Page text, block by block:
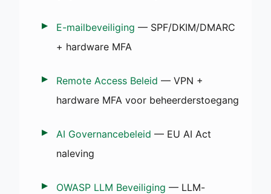
E-mailbeveiliging — SPF/DKIM/DMARC
+ hardware MFA
Remote Access Beleid — VPN +
hardware MFA voor beheerderstoegang
AI Governancebeleid — EU AI Act
naleving
OWASP LLM Beveiliging — LLM-